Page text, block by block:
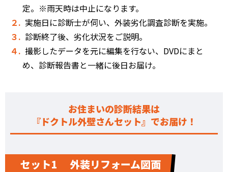
定。※雨天時は中止になります。
２. 実施日に診断士が伺い、外装劣化調査診断を実施。
３. 診断終了後、劣化状況をご説明。
４. 撮影したデータを元に編集を行ない、DVDにまと
め、診断報告書と一緒に後日お届け。
お住まいの診断結果は
『ドクトル外壁さんセット』でお届け！
セット1 外装リフォーム図面